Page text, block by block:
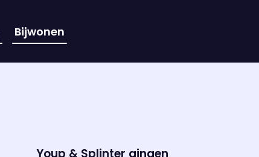
Bijwonen
Youp & Splinter gingen